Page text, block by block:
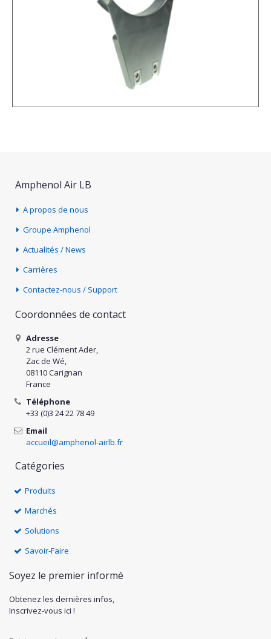
Amphenol Air LB
A propos de nous
Groupe Amphenol
Actualités / News
Carrières
Contactez-nous / Support
Coordonnées de contact
Adresse
2 rue Clément Ader,
Zac de Wé,
08110 Carignan
France
Téléphone
+33 (0)3 24 22 78 49
Email
accueil@amphenol-airlb.fr
Catégories
Produits
Marchés
Solutions
Savoir-Faire
Soyez le premier informé
Obtenez les dernières infos,
Inscrivez-vous ici !